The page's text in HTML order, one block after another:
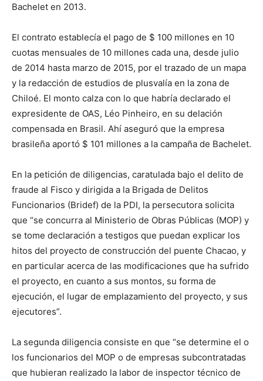
Bachelet en 2013.
El contrato establecía el pago de $ 100 millones en 10
cuotas mensuales de 10 millones cada una, desde julio
de 2014 hasta marzo de 2015, por el trazado de un mapa
y la redacción de estudios de plusvalía en la zona de
Chiloé. El monto calza con lo que habría declarado el
expresidente de OAS, Léo Pinheiro, en su delación
compensada en Brasil. Ahí aseguró que la empresa
brasileña aportó $ 101 millones a la campaña de Bachelet.
En la petición de diligencias, caratulada bajo el delito de
fraude al Fisco y dirigida a la Brigada de Delitos
Funcionarios (Bridef) de la PDI, la persecutora solicita
que “se concurra al Ministerio de Obras Públicas (MOP) y
se tome declaración a testigos que puedan explicar los
hitos del proyecto de construcción del puente Chacao, y
en particular acerca de las modificaciones que ha sufrido
el proyecto, en cuanto a sus montos, su forma de
ejecución, el lugar de emplazamiento del proyecto, y sus
ejecutores”.
La segunda diligencia consiste en que “se determine el o
los funcionarios del MOP o de empresas subcontratadas
que hubieran realizado la labor de inspector técnico de